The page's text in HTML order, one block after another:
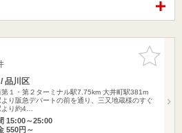
お気に入
りに追加
品川区
第１・第２ターミナル駅7.75km 大井町駅381m
り阪急デパートの前を通り、三又地蔵様のすぐ
より約4…
15:00～25:00
550円～